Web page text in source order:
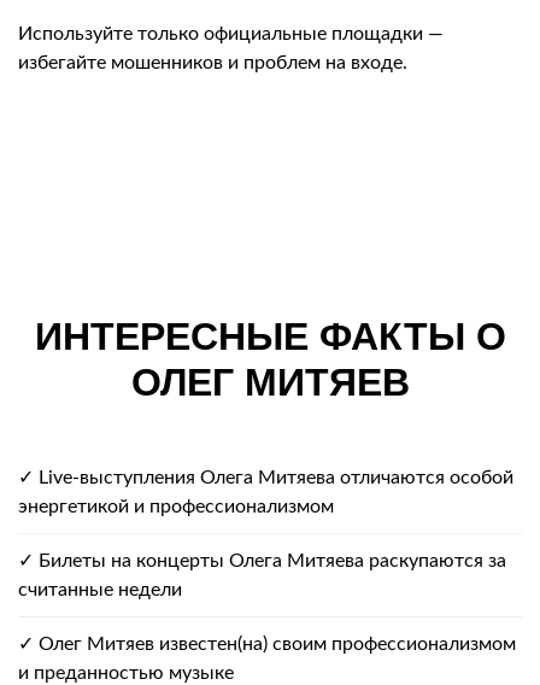
Используйте только официальные площадки —
избегайте мошенников и проблем на входе.
ИНТЕРЕСНЫЕ ФАКТЫ О
ОЛЕГ МИТЯЕВ
✓ Live-выступления Олега Митяева отличаются особой
энергетикой и профессионализмом
✓ Билеты на концерты Олега Митяева раскупаются за
считанные недели
✓ Олег Митяев известен(на) своим профессионализмом
и преданностью музыке